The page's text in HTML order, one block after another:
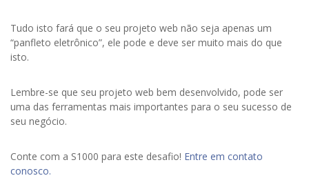
Tudo isto fará que o seu projeto web não seja apenas um
“panfleto eletrônico”, ele pode e deve ser muito mais do que
isto.
Lembre-se que seu projeto web bem desenvolvido, pode ser
uma das ferramentas mais importantes para o seu sucesso de
seu negócio.
Conte com a S1000 para este desafio! Entre em contato
conosco.